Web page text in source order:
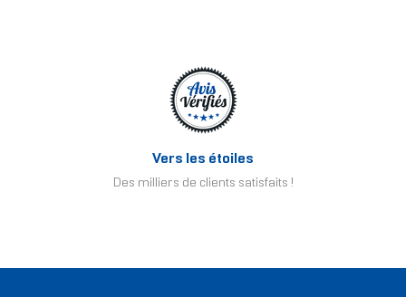
Vers les étoiles
Des milliers de clients satisfaits !